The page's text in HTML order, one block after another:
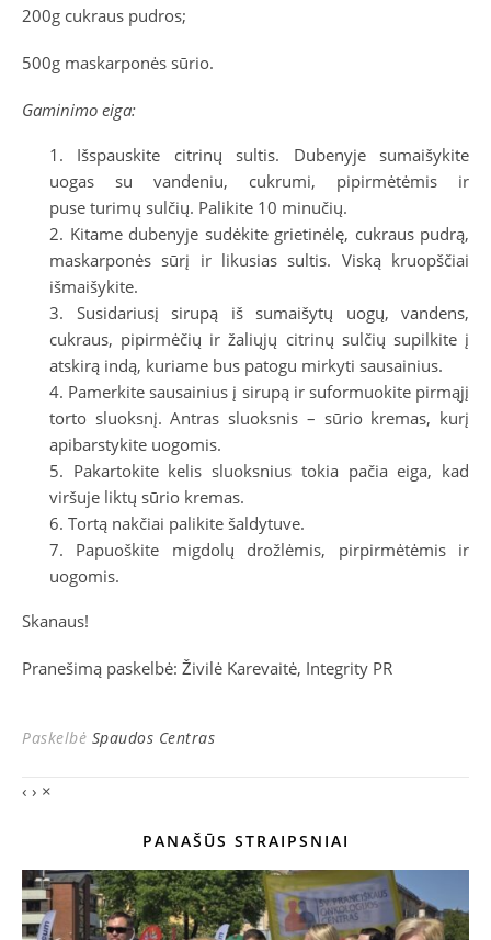
200g cukraus pudros;
500g maskarponės sūrio.
Gaminimo eiga:
Išspauskite citrinų sultis. Dubenyje sumaišykite
uogas su vandeniu, cukrumi, pipirmėtėmis ir
puse turimų sulčių. Palikite 10 minučių.
Kitame dubenyje sudėkite grietinėlę, cukraus pudrą,
maskarponės sūrį ir likusias sultis. Viską kruopščiai
išmaišykite.
Susidariusį sirupą iš sumaišytų uogų, vandens,
cukraus, pipirmėčių ir žaliųjų citrinų sulčių supilkite į
atskirą indą, kuriame bus patogu mirkyti sausainius.
Pamerkite sausainius į sirupą ir suformuokite pirmąjį
torto sluoksnį. Antras sluoksnis – sūrio kremas, kurį
apibarstykite uogomis.
Pakartokite kelis sluoksnius tokia pačia eiga, kad
viršuje liktų sūrio kremas.
Tortą nakčiai palikite šaldytuve.
Papuoškite migdolų drožlėmis, pirpirmėtėmis ir
uogomis.
Skanaus!
Pranešimą paskelbė: Živilė Karevaitė, Integrity PR
Paskelbė Spaudos Centras
‹ › ×
PANAŠŪS STRAIPSNIAI